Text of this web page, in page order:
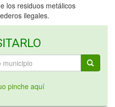
los residuos metálicos
ilegales.
pinche aquí